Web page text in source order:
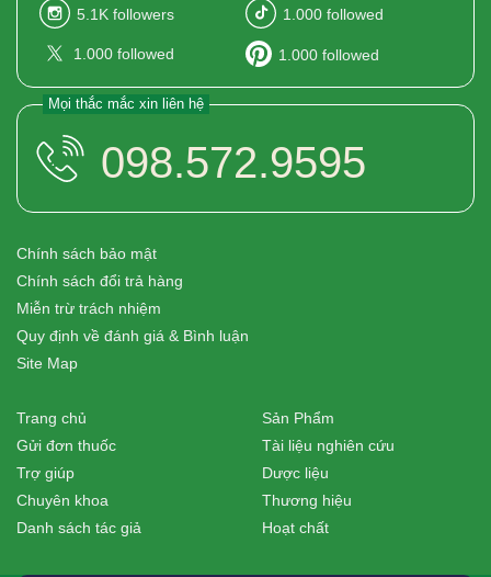
5.1K followers 1.000 followed
1.000 followed 1.000 followed
Mọi thắc mắc xin liên hệ
098.572.9595
Chính sách bảo mật
Chính sách đổi trả hàng
Miễn trừ trách nhiệm
Quy định về đánh giá & Bình luận
Site Map
Trang chủ
Gửi đơn thuốc
Trợ giúp
Chuyên khoa
Danh sách tác giả
Sản Phẩm
Tài liệu nghiên cứu
Dược liệu
Thương hiệu
Hoạt chất